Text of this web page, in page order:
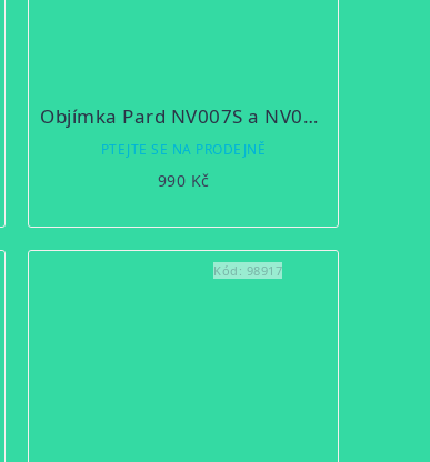
Objímka Pard NV007S a NV007SP 48mm
PTEJTE SE NA PRODEJNĚ
990 Kč
Kód: 98917